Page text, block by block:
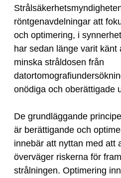
röntgenavdelningar att
och optimering, i
har sedan länge varit känt
minska stråldosen från
onödiga och oberättigade
De grundläggande
är berättigande och
innebär att nyttan med att
överväger riskerna för
strålningen. Optimering